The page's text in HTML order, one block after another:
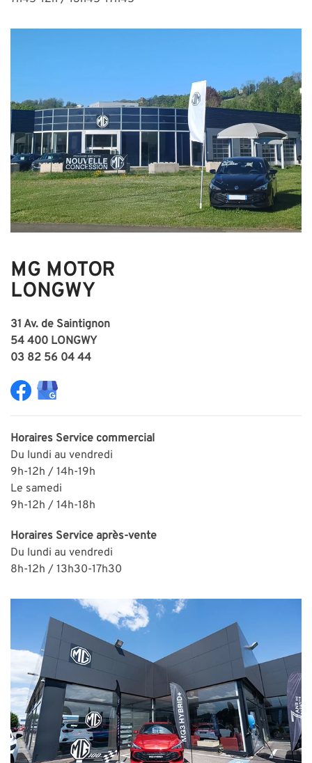
MG MOTOR
LONGWY
31 Av. de Saintignon
54 400 LONGWY
03 82 56 04 44
Horaires Service commercial
Du lundi au vendredi
9h-12h / 14h-19h
Le samedi
9h-12h / 14h-18h
Horaires Service après-vente
Du lundi au vendredi
8h-12h / 13h30-17h30